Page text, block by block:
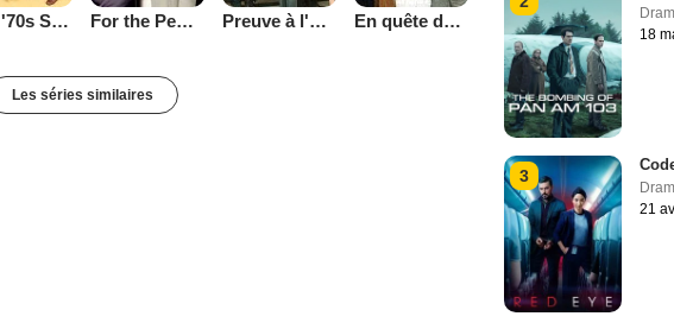
That '70s Show For the People (2002) Preuve à l'appui En quête de justice
Les séries similaires
18
3
21